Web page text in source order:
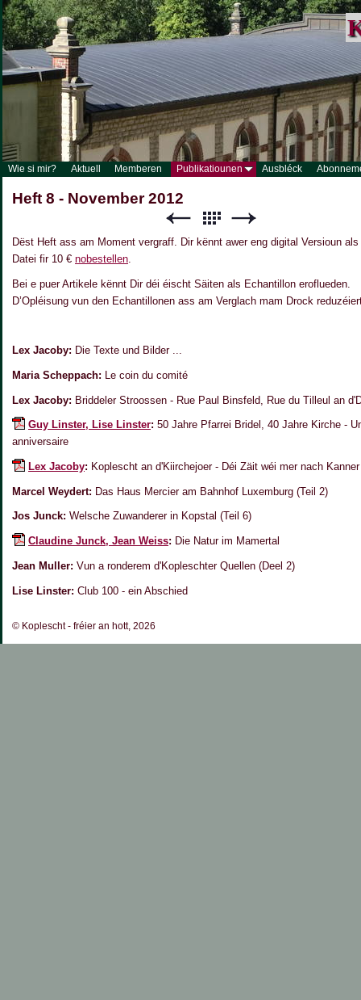
Wie si mir? Aktuell Memberen Publikatiounen Ausbléck
Heft 8 - November 2012
Dëst Heft ass am Moment vergraff. Dir kënnt awer eng digital Versioun als
Datei fir 10 € nobestellen.
Bei e puer Artikele kënnt Dir déi éischt Säiten als Echantillon eroflueden.
D’Opléisung vun den Echantillonen ass am Verglach mam Drock
Lex Jacoby: Die Texte und Bilder ...
Maria Scheppach: Le coin du comité
Lex Jacoby: Briddeler Stroossen - Rue Paul Binsfeld, Rue du Tilleul an
Guy Linster, Lise Linster: 50 Jahre Pfarrei Bridel, 40 Jahre Kirche -
anniversaire
Lex Jacoby: Koplescht an d'Kiirchejoer - Déi Zäit wéi mer nach
Marcel Weydert: Das Haus Mercier am Bahnhof Luxemburg (Teil 2)
Jos Junck: Welsche Zuwanderer in Kopstal (Teil 6)
Claudine Junck, Jean Weiss: Die Natur im Mamertal
Jean Muller: Vun a ronderem d'Kopleschter Quellen (Deel 2)
Lise Linster: Club 100 - ein Abschied
© Koplescht - fréier an hott, 2026